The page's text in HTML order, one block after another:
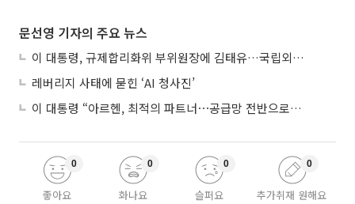
문선영 기자의 주요 뉴스
이 대통령, 규제합리화위 부위원장에 김태유…국립외교원장 김흥규
레버리지 사태에 묻힌 ‘AI 청사진’
이 대통령 “아르헨, 최적의 파트너⋯공급망 전반으로 확대”
좋아요
0
화나요
0
슬퍼요
0
추가취재 원해요
0